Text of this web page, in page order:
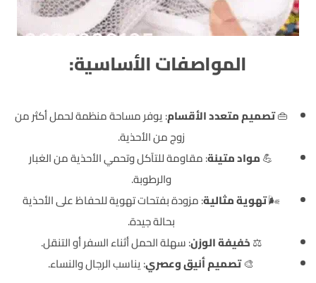
المواصفات الأساسية:
👜تصميم متعدد الأقسام: يوفر مساحة منظمة لحمل أكثر من
زوج من الأحذية.
💪مواد متينة: مقاومة للتآكل وتحمي الأحذية من الغبار
والرطوبة.
🌬️تهوية مثالية: مزودة بفتحات تهوية للحفاظ على الأحذية
بحالة جيدة.
⚖️خفيفة الوزن: سهلة الحمل أثناء السفر أو التنقل.
🎨تصميم أنيق وعصري: يناسب الرجال والنساء.